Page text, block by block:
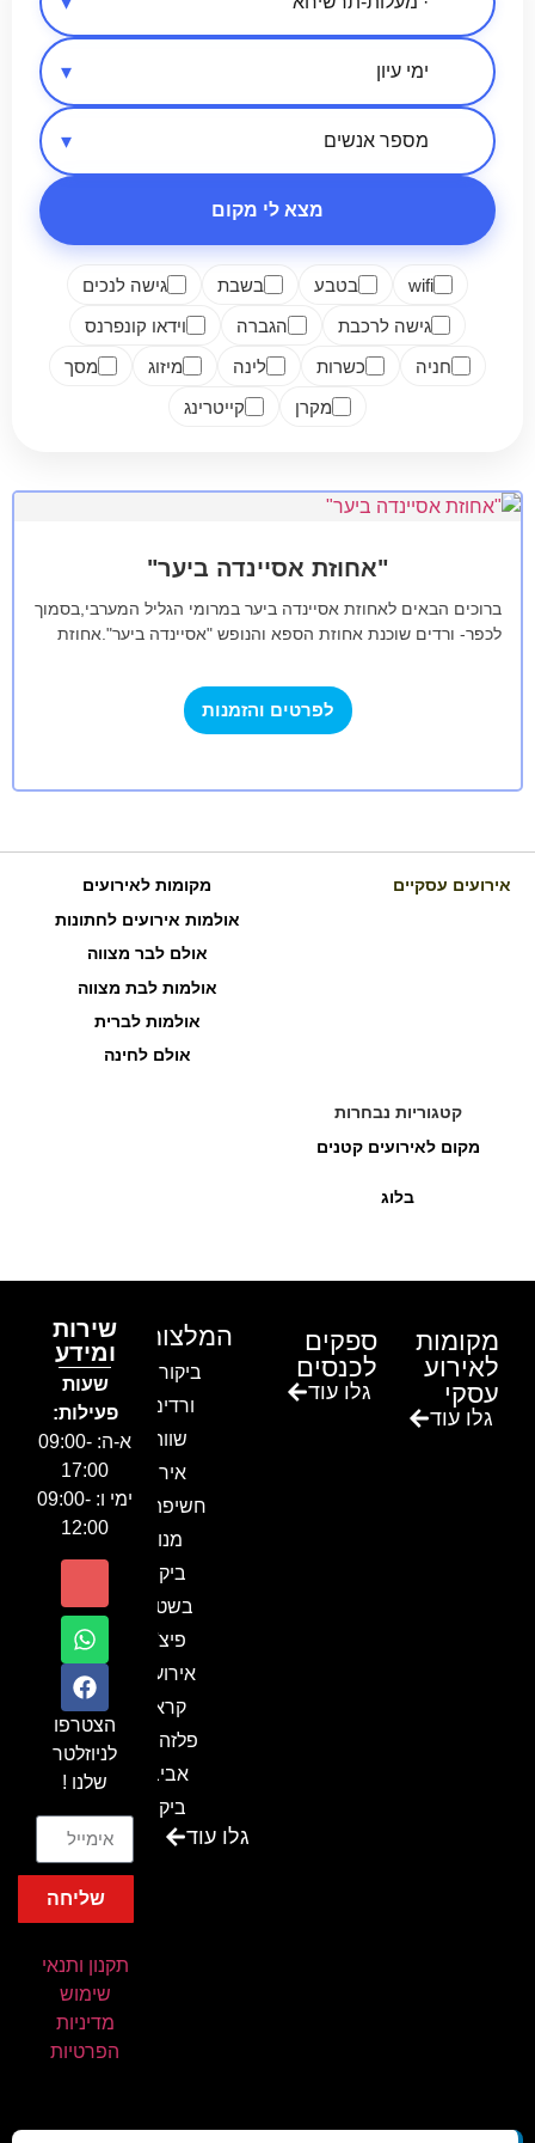
אזור בארץ
סיווג מקום
מספר אנשים
מצא לי מקום
wifi בטבע בשבת
גישה לנכים
גישה לרכבת
הגברה
וידאו קונפרנס
חניה
כשרות לינה מיזוג
מסך
מקרן
קייטרינג
"אחוזת אסיינדה ביער"
ברוכים הבאים לאחוזת אסיינדה ביער במרומי הגליל המערבי,בסמוך
לכפר- ורדים שוכנת אחוזת הספא והנופש "אסיינדה ביער".אחוזת
לפרטים והזמנות
אירועים עסקיים
מקומות לאירועים
אולמות אירועים לחתונות
אולם לבר מצווה
אולמות לבת מצווה
אולמות לברית
אולם לחינה
קטגוריות נבחרות
מקום לאירועים קטנים
בלוג
מקומות
לאירוע
עסקי
גלו עוד
ספקים
לכנסים
גלו עוד
המלצות
ביקור בגן
ורדים –
שווה!!
אירוע
חשיפה- זיו
מנור
ביקור
בשטח-
פיצ'ר
אירועים
קראון
פלזה תל
אביב-
ביקור
בכנסגלו עוד
שירות
ומידע
שעות
פעילות:
א-ה: 09:00-
17:00
ימי ו: 09:00-
12:00
הצטרפו
לניוזלטר
שלנו !
שליחה
תקנון ותנאי
שימוש
מדיניות
הפרטיות